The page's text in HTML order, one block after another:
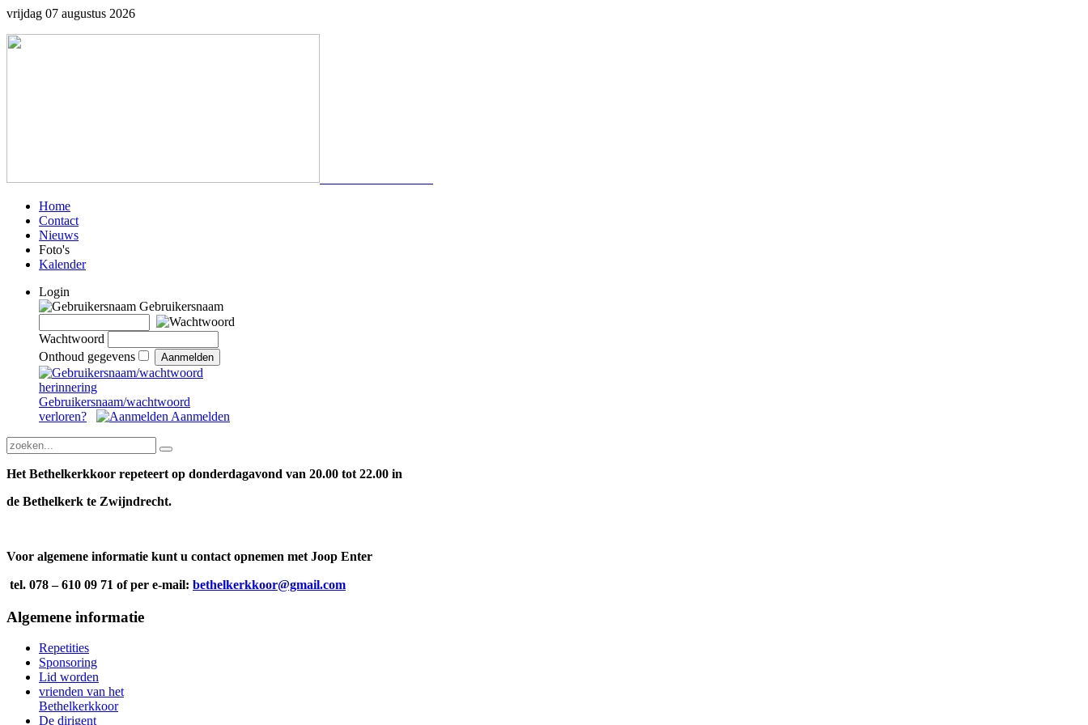
vrijdag 07 augustus 2026
Home
Contact
Nieuws
Foto's
Kalender
Login
Gebruikersnaam
Wachtwoord
Onthoud gegevens
Gebruikersnaam/wachtwoord
verloren?
Aanmelden
Het Bethelkerkkoor repeteert op donderdagavond van 20.00 tot 22.00 in
de Bethelkerk te Zwijndrecht.
Voor algemene informatie kunt u contact opnemen met Joop Enter
tel. 078 – 610 09 71 of per e-mail: bethelkerkkoor@gmail.com
Algemene informatie
Repetities
Sponsoring
Lid worden
vrienden van het
Bethelkerkkoor
De dirigent